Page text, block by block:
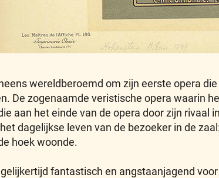
wereldberoemd om zijn eerste opera
De zogenaamde veristische opera waarin
aan het einde van de opera door zijn rivaal
dagelijkse leven van de bezoeker in de
hoek woonde.
fantastisch en angstaanjagend